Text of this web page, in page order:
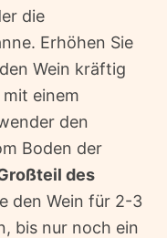
die
Erhöhen Sie
Wein kräftig
einem
den
Boden der
des
den Wein für 2-3
bis nur noch ein